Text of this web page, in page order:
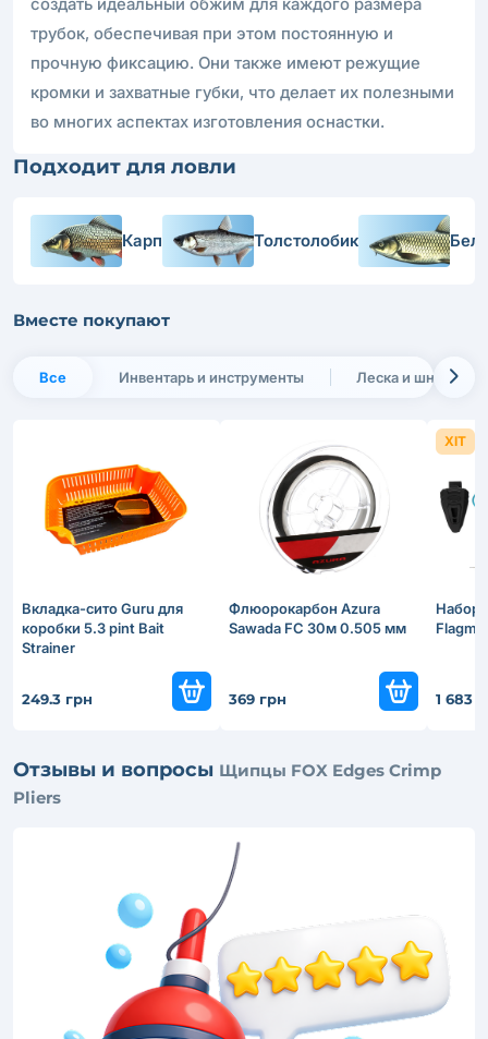
трубок, обеспечивая при этом постоянную и
прочную фиксацию. Они также имеют режущие
кромки и захватные губки, что делает их полезными
во многих аспектах изготовления оснастки.
Подходит для ловли
Карп Толстолобик
Вместе покупают
Все Инвентарь и инструменты Леска и шнуры
Вкладка-сито Guru для
коробки 5.3 pint Bait
Strainer
249.3 грн
Флюорокарбон Azura
Sawada FC 30м 0.505 мм
369 грн
ХІТ
Набор
1 683
Отзывы и вопросы Щипцы FOX Edges Crimp
Pliers